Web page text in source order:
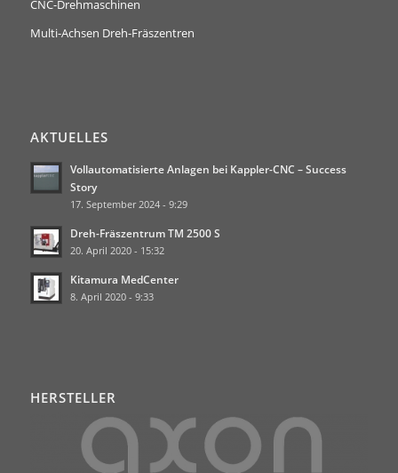
CNC-Drehmaschinen
Multi-Achsen Dreh-Fräszentren
AKTUELLES
Vollautomatisierte Anlagen bei Kappler-CNC – Success
Story
17. September 2024 - 9:29
Dreh-Fräszentrum TM 2500 S
20. April 2020 - 15:32
Kitamura MedCenter
8. April 2020 - 9:33
HERSTELLER